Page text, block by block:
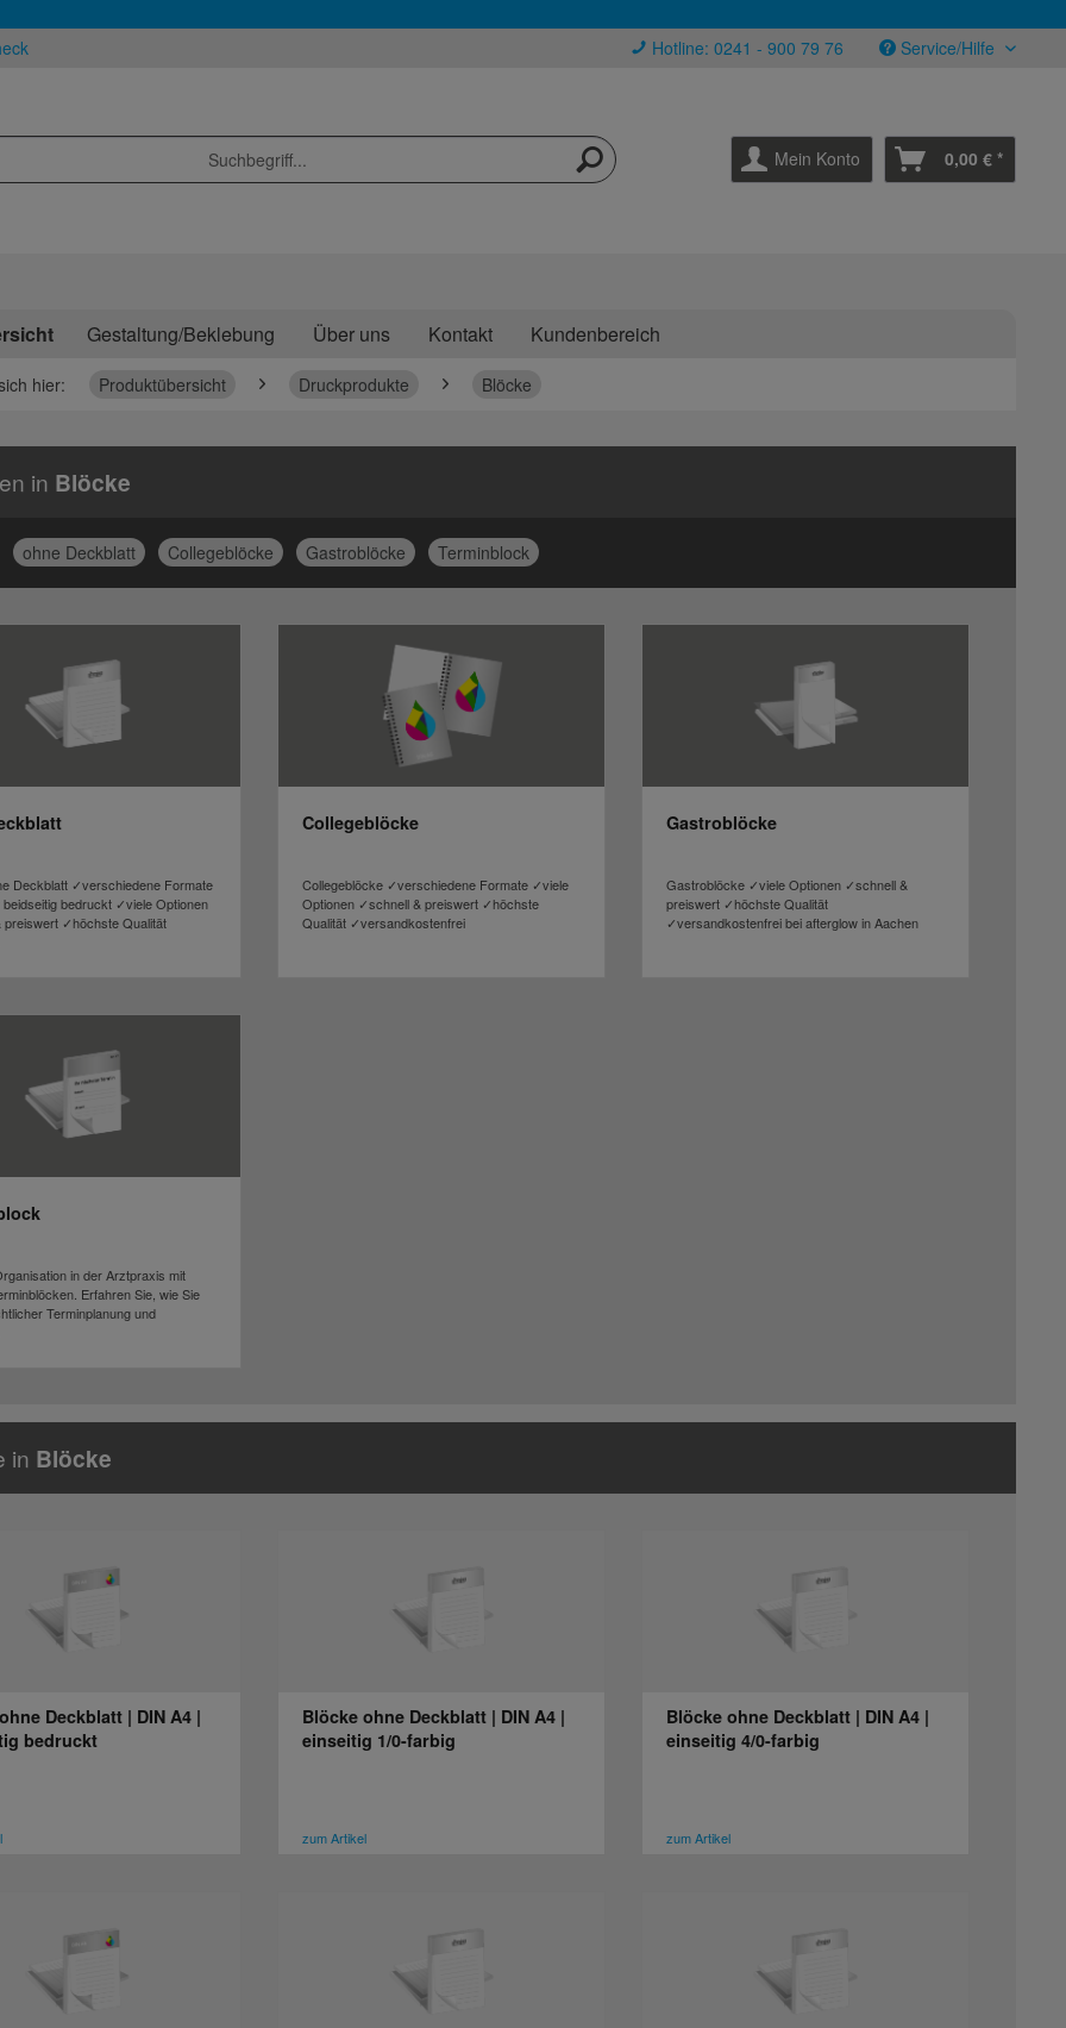
Hotline: 0241 - 900 79 76 Service/Hilfe
Mein Konto 0,00 € *
Gestaltung/Beklebung Über uns Kontakt Kundenbereich
hier: Produktübersicht Druckprodukte Blöcke
in Blöcke
ohne Deckblatt Collegeblöcke Gastroblöcke Terminblock
Deckblatt ✓verschiedene Formate
bedruckt ✓viele Optionen
preiswert ✓höchste Qualität
Collegeblöcke
Collegeblöcke ✓verschiedene Formate ✓viele
Optionen ✓schnell & preiswert ✓höchste
Qualität ✓versandkostenfrei
Gastroblöcke
Gastroblöcke ✓viele Optionen ✓schnell &
preiswert ✓höchste Qualität
✓versandkostenfrei bei afterglow in Aachen
in der Arztpraxis mit
Erfahren Sie, wie Sie
Terminplanung und
in Blöcke
Deckblatt | DIN A4 |
bedruckt
Blöcke ohne Deckblatt | DIN A4 |
einseitig 1/0-farbig
zum Artikel
Blöcke ohne Deckblatt | DIN A4 |
einseitig 4/0-farbig
zum Artikel